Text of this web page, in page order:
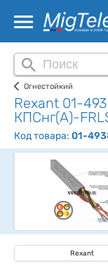
Огнестойкий
Rexant 01-
КПСнг(А)-
Код товара: 01-
Rexant